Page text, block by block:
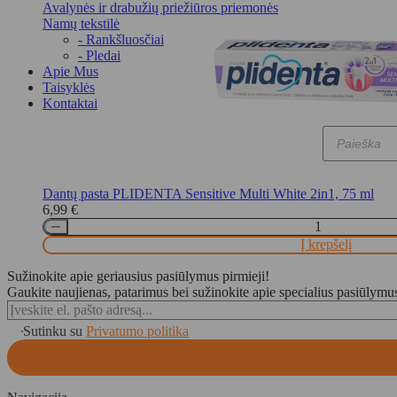
Avalynės ir drabužių priežiūros priemonės
Namų tekstilė
- Rankšluosčiai
- Pledai
Apie Mus
Taisyklės
Kontaktai
Products
search
Dantų pasta PLIDENTA Sensitive Multi White 2in1, 75 ml
6,99 €
Į krepšelį
Sužinokite apie geriausius pasiūlymus pirmieji!
Gaukite naujienas, patarimus bei sužinokite apie specialius
Sutinku su Privatumo politika